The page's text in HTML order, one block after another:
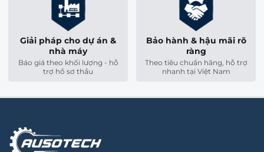
Giải pháp cho dự án &
nhà máy
Báo giá theo khối lượng - hỗ
trợ hồ sơ thầu
Bảo hành & hậu mãi rõ
ràng
Theo tiêu chuẩn hãng, hỗ trợ
nhanh tại Việt Nam